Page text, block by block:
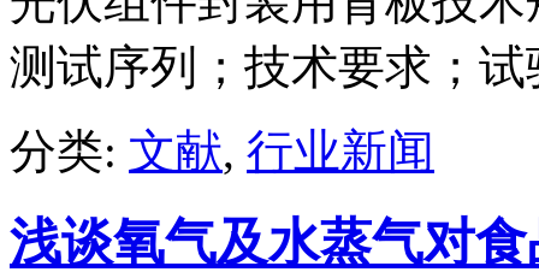
测试序列；技术要求；
分类: 文献, 行业新闻
浅谈氧气及水蒸气对